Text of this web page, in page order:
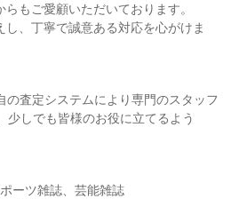
もご愛顧いただいております。
、丁寧で誠意ある対応を心がけま
査定システムにより専門のスタッフ
しでも皆様のお役に立てるよう
ーツ雑誌、芸能雑誌